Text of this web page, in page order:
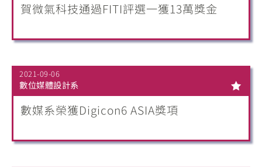
賀微氣科技通過FITI評選一獲13萬獎金
2021-09-06
數位媒體設計系
數媒系榮獲Digicon6 ASIA獎項